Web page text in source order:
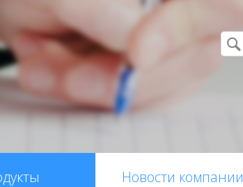
Новости компании